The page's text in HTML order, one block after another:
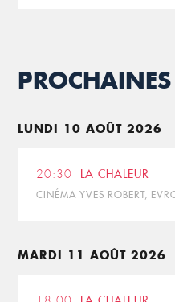
LUNDI 10 AOÛT 2026
20:30 LA CHALEUR
CINÉMA YVES ROBERT,
MARDI 11 AOÛT 2026